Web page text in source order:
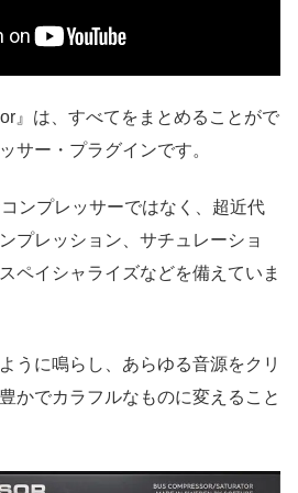
』は、すべてをまとめることがで
サー・プラグインです。
ンプレッサーではなく、超近代
プレッション、サチュレーショ
ペイシャライズなどを備えていま
うに鳴らし、あらゆる音源をクリ
かでカラフルなものに変えること